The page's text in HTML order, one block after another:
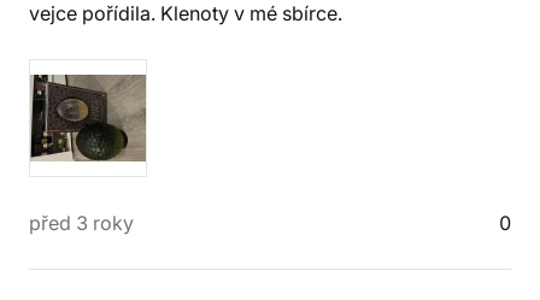
vejce pořídila. Klenoty v mé sbírce.
před 3 roky 0